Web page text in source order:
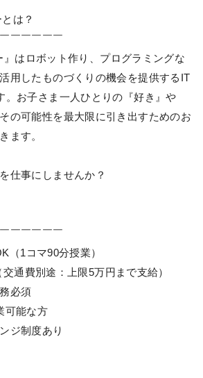
は？
￣￣￣￣￣
』はロボット作り、プログラミングな
用したものづくりの機会を提供するIT
。お子さま一人ひとりの『好き』や
の可能性を最大限に引き出すためのお
ます。
仕事にしませんか？
￣￣￣￣￣
（1コマ90分授業）
交通費別途：上限5万円まで支給）
必須
可能な方
ジ制度あり